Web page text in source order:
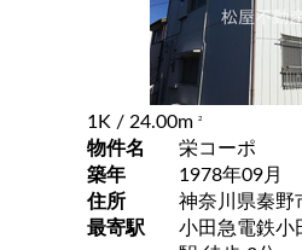
1K / 24.00m 2
物件名
栄コーポ
築年
1978年09月
住所
神奈川県秦野
最寄駅
小田急電鉄小